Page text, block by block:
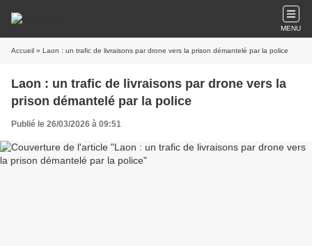
MENU
Accueil » Laon : un trafic de livraisons par drone vers la prison démantelé par la police
Laon : un trafic de livraisons par drone vers la
prison démantelé par la police
Publié le 26/03/2026 à 09:51